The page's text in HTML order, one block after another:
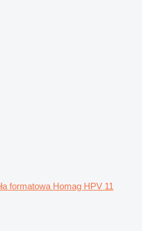
formatowa Homag HPV 11